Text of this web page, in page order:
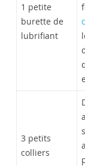
1 petite
burette de
lubrifiant
3 petits
colliers